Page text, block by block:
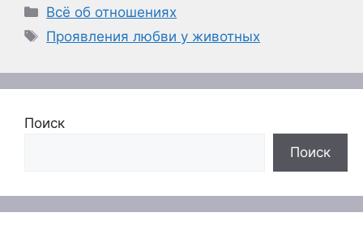
Рубрики
Всё об отношениях
Метки
Проявления любви у животных
Поиск
Поиск